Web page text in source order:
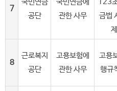
7
국민연금
공단
국민연금에
관한 사무
123
금법
8
근로복지
공단
고용보험에
관한 사무
고용
행규